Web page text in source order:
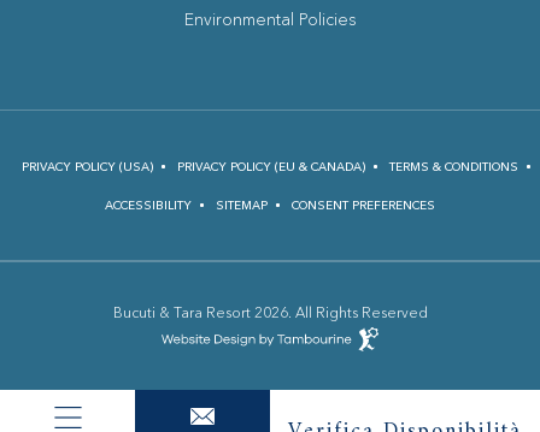
Environmental Policies
PRIVACY POLICY (USA) PRIVACY POLICY (EU & CANADA) TERMS & CONDITIONS
ACCESSIBILITY SITEMAP CONSENT PREFERENCES
Bucuti & Tara Resort 2026. All Rights Reserved
Hotel
Web
(opens in new window)